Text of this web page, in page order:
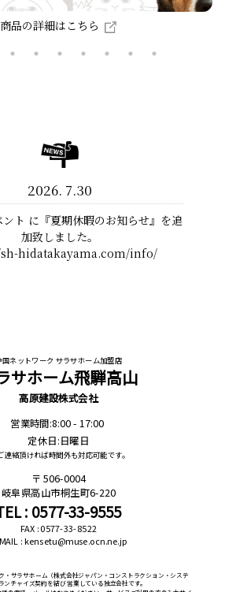
商品の詳細はこちら
2026 7.30
ント に『夏期休暇のお知らせ』を追
加致しました。
hidatakayama.com/info/
国ネットワーク サラサホーム加盟店
サホーム飛騨高山
高原建設株式会社
営業時間:8:00 - 17:00
定休日:日曜日
連絡頂ければ時間外も対応可能です。
506-0004
岐阜県高山市桐生町6-220
: 0577-33-9555
FAX : 0577-33-8522
: kensetu@muse.ocn.ne.jp
・サラサホーム（株式会社ジャパン・コンストラクション・システ
ンチャイズ契約を結び 営業している独立会社です。